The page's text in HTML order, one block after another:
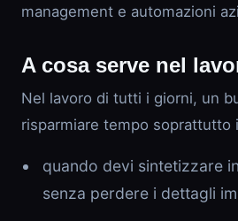
management e automazioni
A cosa serve nel
Nel lavoro di tutti i giorni, un
risparmiare tempo soprattutto
quando devi sintetizzare
senza perdere i dettagli